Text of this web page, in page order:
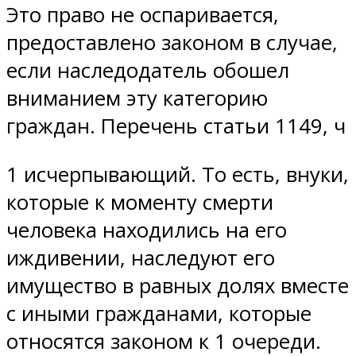
Это право не оспаривается,
предоставлено законом в случае,
если наследодатель обошел
вниманием эту категорию
граждан. Перечень статьи 1149, ч
1 исчерпывающий. То есть, внуки,
которые к моменту смерти
человека находились на его
иждивении, наследуют его
имущество в равных долях вместе
с иными гражданами, которые
относятся законом к 1 очереди.